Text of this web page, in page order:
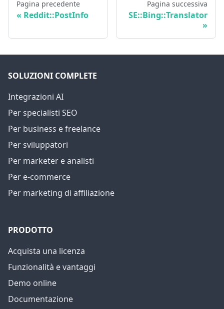
Pagina precedente
Reddit::PostInfo
Pagina successiva
SE::Bing::Translator
SOLUZIONI COMPLETE
Integrazioni AI
Per specialisti SEO
Per business e freelance
Per sviluppatori
Per marketer e analisti
Per e-commerce
Per marketing di affiliazione
PRODOTTO
Acquista una licenza
Funzionalità e vantaggi
Demo online
Documentazione